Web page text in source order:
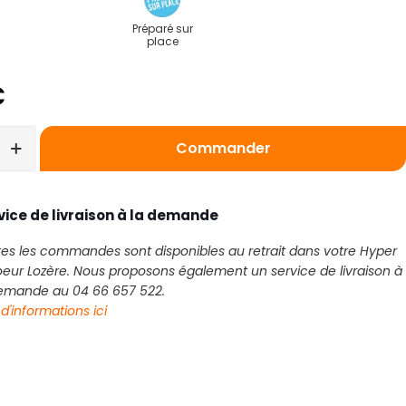
Préparé sur
place
Commander
de livraison à la demande
les commandes sont disponibles au retrait dans votre Hyper
Lozère. Nous proposons également un service de livraison à
au 04 66 657 522.
d'informations ici